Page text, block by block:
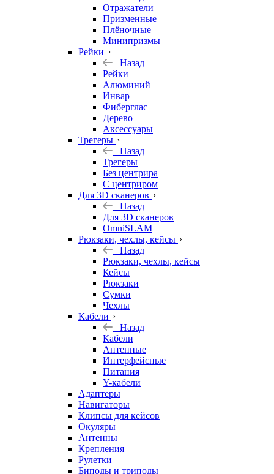
Отражатели
Призменные
Плёночные
Минипризмы
Рейки
Назад
Рейки
Алюминий
Инвар
Фиберглас
Дерево
Аксессуары
Трегеры
Назад
Трегеры
Без центрира
С центриром
Для 3D сканеров
Назад
Для 3D сканеров
OmniSLAM
Рюкзаки, чехлы, кейсы
Назад
Рюкзаки, чехлы, кейсы
Кейсы
Рюкзаки
Сумки
Чехлы
Кабели
Назад
Кабели
Антенные
Интерфейсные
Питания
Y-кабели
Адаптеры
Навигаторы
Клипсы для кейсов
Окуляры
Антенны
Крепления
Рулетки
Биподы и триподы